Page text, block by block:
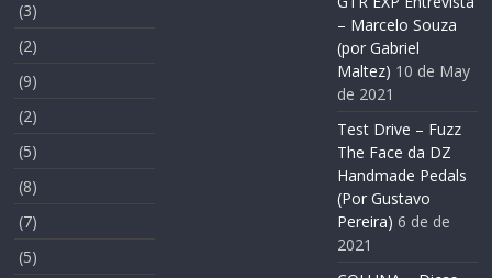
(3)
(2)
(9)
(2)
(5)
(8)
(7)
(5)
– Marcelo Souza
(por Gabriel
Maltez) 10 de May
de 2021
Test Drive – Fuzz
The Face da DZ
Handmade Pedals
(Por Gustavo
Pereira) 6 de de
2021